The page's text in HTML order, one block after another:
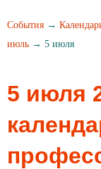
События →
июль → 5 июля
5 июля